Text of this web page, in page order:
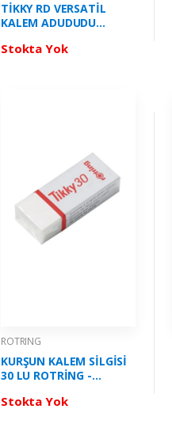
TİKKY RD VERSATİL
KALEM ADUDUDU
2214580
Stokta Yok
ROTRING
KURŞUN KALEM SİLGİSİ
30 LU ROTRİNG -
Stokta Yok